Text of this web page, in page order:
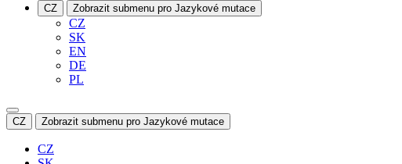
CZ Zobrazit submenu pro Jazykové mutace
CZ
SK
EN
DE
PL
CZ Zobrazit submenu pro Jazykové mutace
CZ